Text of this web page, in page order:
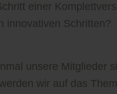
einer
innovativen Schritten?
unsere Mitglieder
wir auf das